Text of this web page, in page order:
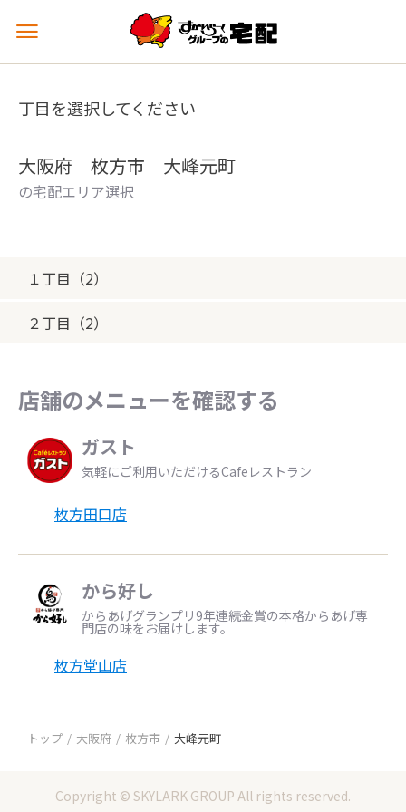
メ
ュ
を
丁目を選択してください
大阪府 枚方市 大峰元町
の宅配エリア選択
１丁目（2）
２丁目（2）
店舗のメニューを確認する
ガスト
気軽にご利用いただけるCafeレストラン
枚方田口店
から好し
からあげグランプリ9年連続金賞の本格からあげ専
門店の味をお届けします。
枚方堂山店
トップ 大阪府 枚方市 大峰元町
Copyright © SKYLARK GROUP All rights reserved.